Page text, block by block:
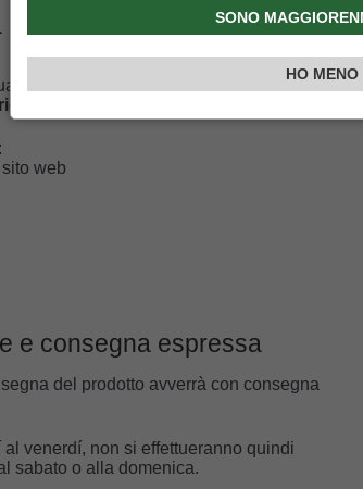
ordini da 60 €
a 59 €
a 60 €
web
e consegna espressa
del prodotto avverrà con consegna
al venerdí, non si effettueranno quindi
sabato o alla domenica.
SONO
HO MENO